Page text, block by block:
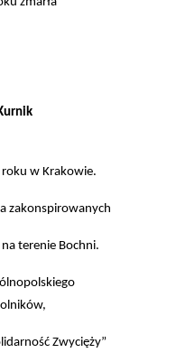
w Krakowie.
zakonspirowanych
terenie Bochni.
Zwycięży”